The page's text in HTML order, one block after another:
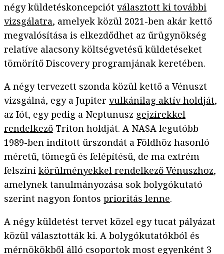
négy küldetéskoncepciót választott ki további
vizsgálatra, amelyek közül 2021-ben akár kettő
megvalósítása is elkezdődhet az űrügynökség
relatíve alacsony költségvetésű küldetéseket
tömörítő Discovery programjának keretében.
A négy tervezett szonda közül kettő a Vénuszt
vizsgálná, egy a Jupiter vulkánilag aktív holdját,
az Iót, egy pedig a Neptunusz gejzírekkel
rendelkező Triton holdját. A NASA legutóbb
1989-ben indított űrszondát a Földhöz hasonló
méretű, tömegű és felépítésű, de ma extrém
felszíni körülményekkel rendelkező Vénuszhoz,
amelynek tanulmányozása sok bolygókutató
szerint nagyon fontos prioritás lenne.
A négy küldetést tervet közel egy tucat pályázat
közül választották ki. A bolygókutatókból és
mérnökökből álló csoportok most egyenként 3